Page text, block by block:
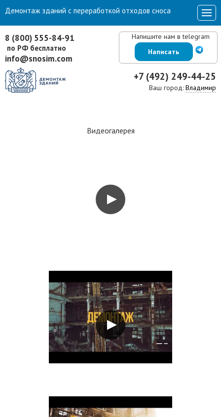
8 (800) 555-84-91
по РФ бесплатно
info@snosim.com
Напишите нам в telegram
Написать
+7 (492) 249-44-25
Ваш город: Владимир
Демонтаж зданий с переработкой отходов сноса
Видеогалерея